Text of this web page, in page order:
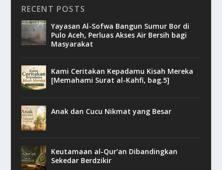
RECENT POSTS
Yayasan Al-Sofwa Bangun Sumur Bor di
Pulo Aceh, Perluas Akses Air Bersih bagi
Masyarakat
Kami Ceritakan Kepadamu Kisah Mereka
[Memahami Surat al-Kahfi, bag.5]
Anak dan Cucu Nikmat yang Besar
Keutamaan al-Qur’an Dibandingkan
Sekedar Berdzikir